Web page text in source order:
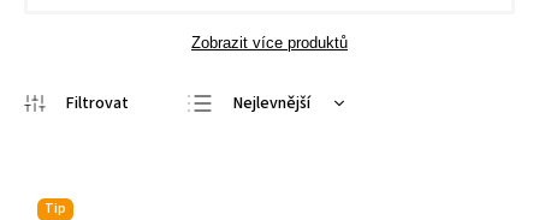
Zobrazit více produktů
Nejlevnější
Tip